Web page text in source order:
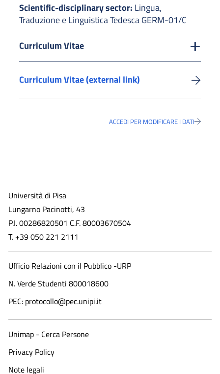
Scientific-disciplinary sector: Lingua,
Traduzione e Linguistica Tedesca GERM-01/C
Curriculum Vitae
Curriculum Vitae (external link)
ACCEDI PER MODIFICARE I DATI
Università di Pisa
Lungarno Pacinotti, 43
P.I. 00286820501 C.F. 80003670504
T. +39 050 221 2111
Ufficio Relazioni con il Pubblico -URP
N. Verde Studenti 800018600​
PEC: protocollo@pec.unipi.it
Unimap - Cerca Persone
Privacy Policy
Note legali